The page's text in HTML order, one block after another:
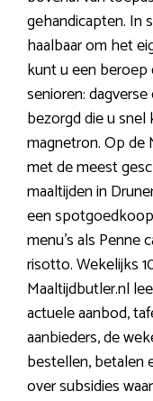
gehandicapten. In
haalbaar om het
kunt u een
senioren:
bezorgd die u
magnetron. Op
met de meest
maaltijden in
een
menu’s als Penne
risotto. Wekelijks
Maaltijdbutler.nl
actuele aanbod,
aanbieders, de
bestellen, betalen
over subsidies